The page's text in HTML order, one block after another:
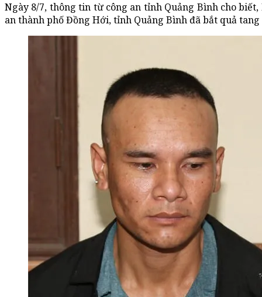
Ngày 8/7, thông tin từ công an tỉnh Quảng Bình cho
an thành phố Đồng Hới, tỉnh Quảng Bình đã bắt quả